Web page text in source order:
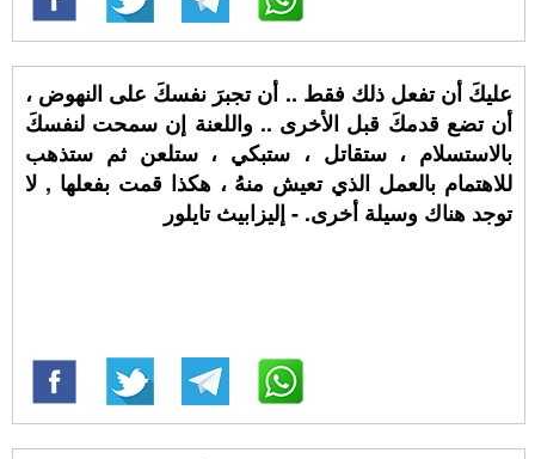
عليكَ أن تفعل ذلك فقط .. أن تجبرَ نفسكَ على النهوض ،
أن تضع قدمكَ قبل الأخرى .. واللعنة إن سمحت لنفسكَ
بالاستسلام ، ستقاتل ، ستبكي ، ستلعن ثم ستذهب
للاهتمام بالعمل الذي تعيش منهُ ، هكذا قمت بفعلها , لا
توجد هناك وسيلة أخرى. - إليزابيث تايلور